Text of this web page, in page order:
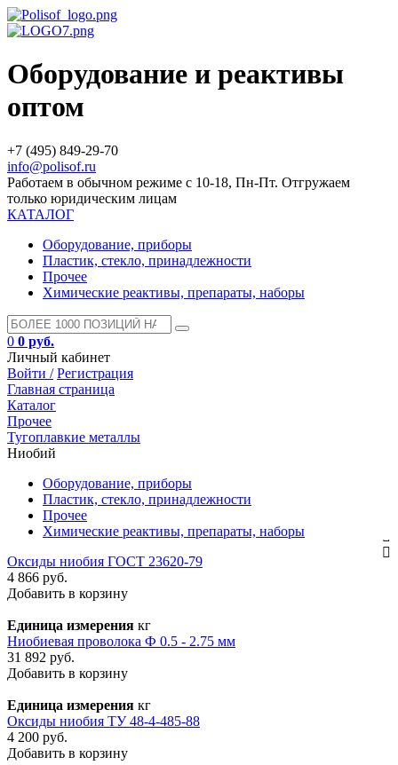
Оборудование и реактивы
оптом
+7 (495) 849-29-70
info@polisof.ru
Работаем в обычном режиме с 10-18, Пн-Пт. Отгружаем
только юридическим лицам
КАТАЛОГ
Оборудование, приборы
Пластик, стекло, принадлежности
Прочее
Химические реактивы, препараты, наборы
0 0 руб.
Личный кабинет
Войти / Регистрация
Главная страница
Каталог
Прочее
Тугоплавкие металлы
Ниобий
Оборудование, приборы
Пластик, стекло, принадлежности
Прочее
Химические реактивы, препараты, наборы
Оксиды ниобия ГОСТ 23620-79
4 866 руб.
Добавить в корзину
Единица измерения кг
Ниобиевая проволока Ф 0.5 - 2.75 мм
31 892 руб.
Добавить в корзину
Единица измерения кг
Оксиды ниобия ТУ 48-4-485-88
4 200 руб.
Добавить в корзину